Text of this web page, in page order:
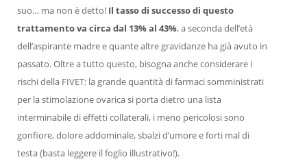
suo… ma non è detto! Il tasso di successo di questo
trattamento va circa dal 13% al 43%, a seconda dell’età
dell’aspirante madre e quante altre gravidanze ha già avuto in
passato. Oltre a tutto questo, bisogna anche considerare i
rischi della FIVET: la grande quantità di farmaci somministrati
per la stimolazione ovarica si porta dietro una lista
interminabile di effetti collaterali, i meno pericolosi sono
gonfiore, dolore addominale, sbalzi d’umore e forti mal di
testa (basta leggere il foglio illustrativo!).